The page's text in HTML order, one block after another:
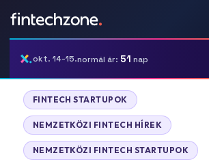
okt. 14-15.normál ár: 51 nap
FINTECH STARTUPOK
NEMZETKÖZI FINTECH HÍREK
NEMZETKÖZI FINTECH STARTUPOK